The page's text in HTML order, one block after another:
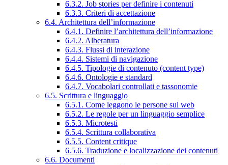
6.3.2. Job stories per definire i contenuti
6.3.3. Criteri di accettazione
6.4. Architettura dell’informazione
6.4.1. Definire l’architettura dell’informazione
6.4.2. Alberatura
6.4.3. Flussi di interazione
6.4.4. Sistemi di navigazione
6.4.5. Tipologie di contenuto (content type)
6.4.6. Ontologie e standard
6.4.7. Vocabolari controllati e tassonomie
6.5. Scrittura e linguaggio
6.5.1. Come leggono le persone sul web
6.5.2. Le regole per un linguaggio semplice
6.5.3. Microtesti
6.5.4. Scrittura collaborativa
6.5.5. Content critique
6.5.6. Traduzione e localizzazione dei contenuti
6.6. Documenti